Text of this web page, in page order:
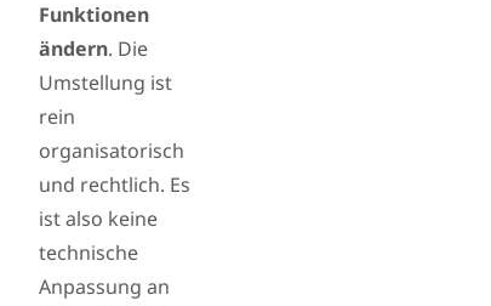
Funktionen
ändern. Die
Umstellung ist
rein
organisatorisch
und rechtlich. Es
ist also keine
technische
Anpassung an